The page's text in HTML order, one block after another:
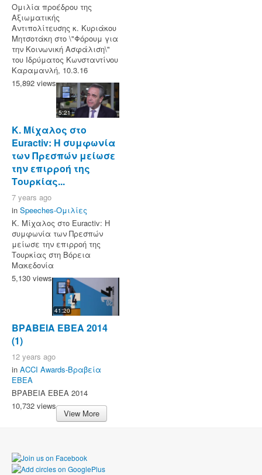
Ομιλία προέδρου της
Αξιωματικής
Αντιπολίτευσης κ. Κυριάκου
Μητσοτάκη στο \"Φόρουμ για
την Κοινωνική Ασφάλιση\"
του Ιδρύματος Κωνσταντίνου
Καραμανλή, 10.3.16
15,892 views
5:21
Κ. Μίχαλος στο
Euractiv: Η συμφωνία
των Πρεσπών μείωσε
την επιρροή της
Τουρκίας...
7 years ago
in Speeches-Ομιλίες
Κ. Μίχαλος στο Euractiv: Η
συμφωνία των Πρεσπών
μείωσε την επιρροή της
Τουρκίας στη Βόρεια
Μακεδονία
5,130 views
41:20
ΒΡΑΒΕΙΑ ΕΒΕΑ 2014
(1)
12 years ago
in ACCI Awards-Βραβεία
ΕΒΕΑ
ΒΡΑΒΕΙΑ ΕΒΕΑ 2014
10,732 views
View More